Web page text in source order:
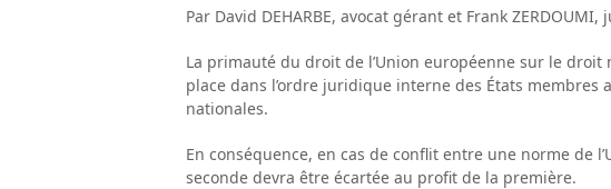
Par David DEHARBE, avocat gérant et Frank ZERDOUMI,
La primauté du droit de l’Union européenne sur le
place dans l’ordre juridique interne des États membres
nationales.
En conséquence, en cas de conflit entre une norme de
seconde devra être écartée au profit de la première.